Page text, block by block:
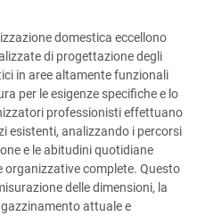
domestica eccellono
di progettazione degli
in aree altamente funzionali
per le esigenze specifiche e lo
professionisti effettuano
esistenti, analizzando i percorsi
e le abitudini quotidiane
organizzative complete. Questo
delle dimensioni, la
attuale e